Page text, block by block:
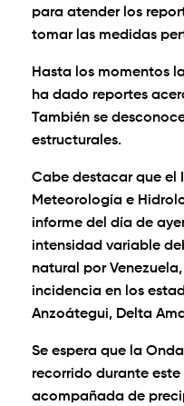
para atender los
tomar las medidas
Hasta los momentos
ha dado reportes
También se
estructurales.
Cabe destacar que el
Meteorología e
informe del día de
intensidad variable
natural por
incidencia en los
Anzoátegui, Delta
Se espera que la
recorrido durante este
acompañada de